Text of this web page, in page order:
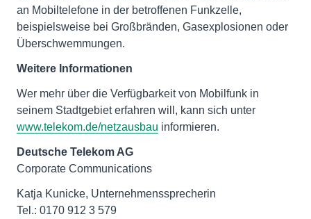
an Mobiltelefone in der betroffenen Funkzelle,
beispielsweise bei Großbränden, Gasexplosionen oder
Überschwemmungen.
Weitere Informationen
Wer mehr über die Verfügbarkeit von Mobilfunk in
seinem Stadtgebiet erfahren will, kann sich unter
www.telekom.de/netzausbau informieren.
Deutsche Telekom AG
Corporate Communications
Katja Kunicke, Unternehmenssprecherin
Tel.: 0170 912 3 579